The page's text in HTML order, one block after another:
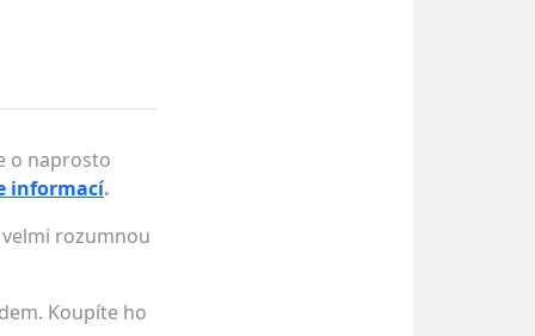
o naprosto
informací.
rozumnou
Koupíte ho